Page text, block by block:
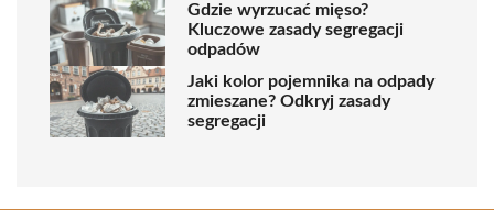
Gdzie wyrzucać mięso?
Kluczowe zasady segregacji
odpadów
Jaki kolor pojemnika na odpady
zmieszane? Odkryj zasady
segregacji